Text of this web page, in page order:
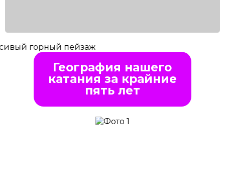
География нашего
катания за крайние
пять лет